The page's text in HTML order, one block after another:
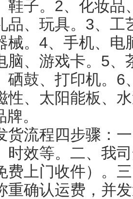
鞋子。2、化妆品
品、玩具。3、工
械。4、手机、电
脑、游戏卡。5、
硒鼓、打印机。6
性、太阳能板、
。
货流程四步骤：
时效等。二、我
费上门收件）。
重确认运费，并